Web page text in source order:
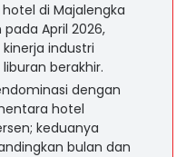
di Majalengka
April 2026,
industri
berakhir.
dengan
hotel
keduanya
bulan dan